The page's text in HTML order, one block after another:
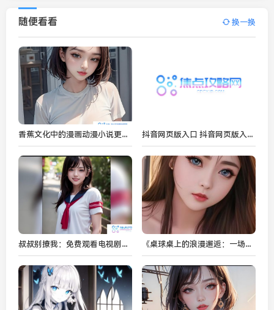
随便看看 换一换
香蕉文化中的漫画动漫小说更新速度为何如此迅速？资源究竟有多丰富全面？ 抖音网页版入口 抖音网页版入口登录链接地址
叔叔别撩我：免费观看电视剧，这部剧的魅力何在？ 《桌球桌上的浪漫邂逅：一场艳遇如何改变了两人的命运？》